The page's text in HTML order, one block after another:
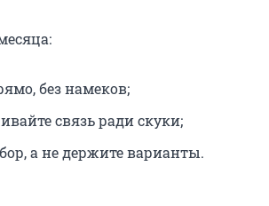
без намеков;
связь ради скуки;
а не держите варианты.